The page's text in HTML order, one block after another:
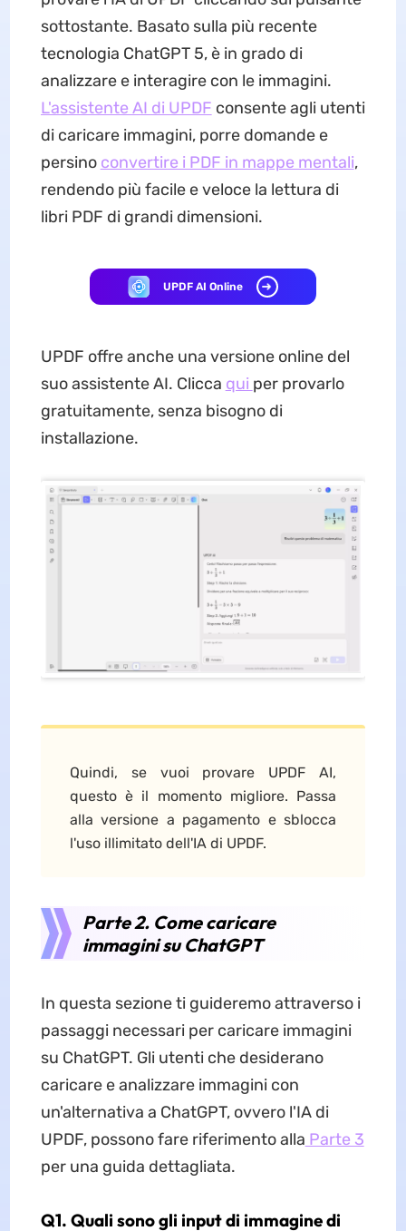
sottostante. Basato sulla più recente
tecnologia ChatGPT 5, è in grado di
analizzare e interagire con le immagini.
L'assistente AI di UPDF consente agli utenti
di caricare immagini, porre domande e
persino convertire i PDF in mappe mentali,
rendendo più facile e veloce la lettura di
libri PDF di grandi dimensioni.
UPDF AI Online
UPDF offre anche una versione online del
suo assistente AI. Clicca qui per provarlo
gratuitamente, senza bisogno di
installazione.
Quindi, se vuoi provare UPDF AI,
questo è il momento migliore. Passa
alla versione a pagamento e sblocca
l'uso illimitato dell'IA di UPDF.
Parte 2. Come caricare
immagini su ChatGPT
In questa sezione ti guideremo attraverso i
passaggi necessari per caricare immagini
su ChatGPT. Gli utenti che desiderano
caricare e analizzare immagini con
un'alternativa a ChatGPT, ovvero l'IA di
UPDF, possono fare riferimento alla Parte 3
per una guida dettagliata.
Q1. Quali sono gli input di immagine di